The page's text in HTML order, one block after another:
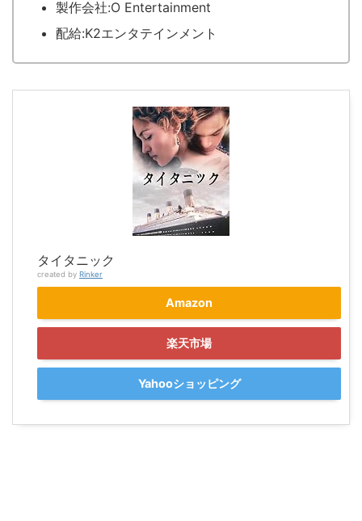
製作会社:O Entertainment
配給:K2エンタテインメント
タイタニック
created by Rinker
Amazon
楽天市場
Yahooショッピング